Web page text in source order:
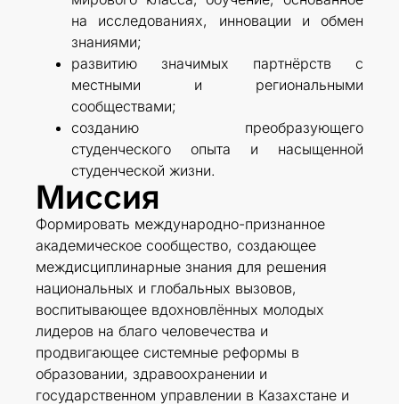
на исследованиях, инновации и обмен
знаниями;
развитию значимых партнёрств с
местными и региональными
сообществами;
созданию преобразующего
студенческого опыта и насыщенной
студенческой жизни.
Миссия
Формировать международно-признанное
академическое сообщество, создающее
междисциплинарные знания для решения
национальных и глобальных вызовов,
воспитывающее вдохновлённых молодых
лидеров на благо человечества и
продвигающее системные реформы в
образовании, здравоохранении и
государственном управлении в Казахстане и